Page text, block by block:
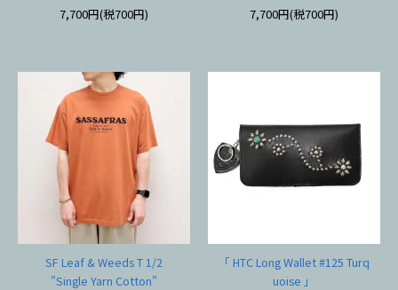
7,700円(税700円)
7,700円(税700円)
SF Leaf & Weeds T 1/2
"Single Yarn Cotton"
「 HTC Long Wallet #125 Turq
uoise 」